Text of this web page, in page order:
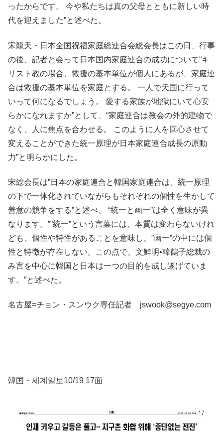
ったからです。 今や私たちは真の父母とともに新しい時
代を迎えました”と述べた。
宋龍天・日本全国祝福家庭総連合会総会長はこの日、行事
の後、記者と会って日本国内家庭連合の成功について“キ
リスト教の場合、救援の基本単位が個人にあるが、家庭連
合は救援の基本単位を家庭とする。 一人で天国に行って
いって何になるでしょう。 愛する家族が地獄にいて心安
らかになれますか”として、“家庭連合は教会の外的建物で
なく、人に焦点を合わせる。 このように人を回心させて
変えることができた統一原理が日本家庭連合成長の原動
力”と明らかにした。
宋総会長は”日本の家庭連合と韓国家庭連合は、統一原理
の下で一体化されていながらもそれぞれの個性を生かして
善意の競争をする”と述べ、 “統一と画一”は全く意味が異
なります。””統一”という言葉には、本質は変わらないけれ
ども、個性や特性があることを意味し、”画一”の中には個
性と特徴が存在しない。この点で、文鮮明•韓鶴子総裁の
み言を中心に韓国と日本は一つの目的を成し遂げていま
す。”と述べた。
名古屋=チョン・スンウク専任記者 jswook@segye.com
韓国・세계일보10/19 17面